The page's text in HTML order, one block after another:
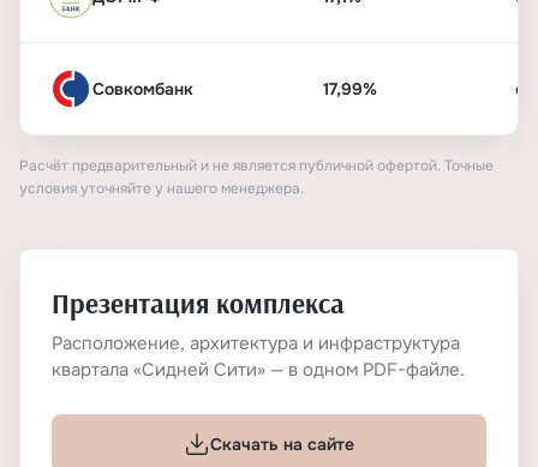
Совкомбанк 17,99%
Расчёт предварительный и не является публичной офертой. Точные
условия уточняйте у нашего менеджера.
Презентация комплекса
Расположение, архитектура и инфраструктура
квартала «Сидней Сити» — в одном PDF-файле.
Скачать на сайте